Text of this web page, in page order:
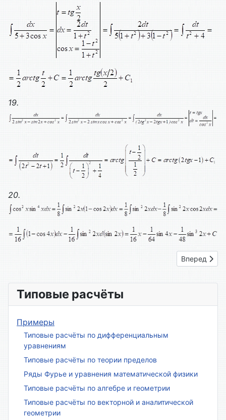
19.
20.
Следующий:
Вперед
Типовые расчёты
Примеры
Типовые расчёты по дифференциальным
уравнениям
Типовые расчёты по теории пределов
Ряды Фурье и уравнения математической физики
Типовые расчёты по алгебре и геометрии
Типовые расчёты по векторной и аналитической
геометрии